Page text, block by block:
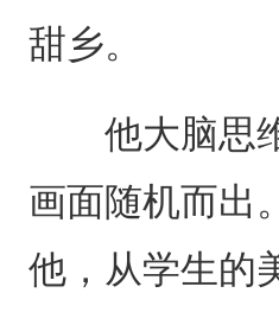
甜乡。
他大脑思维
画面随机而出
他，从学生的